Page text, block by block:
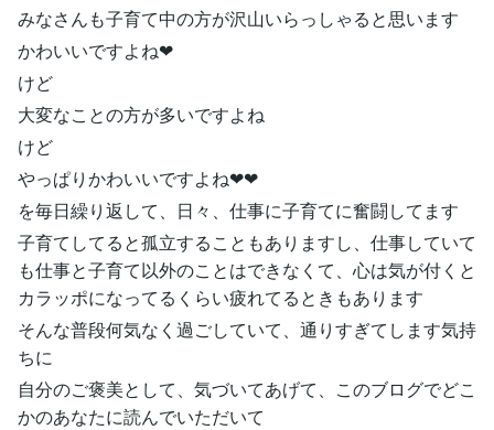
みなさんも子育て中の方が沢山いらっしゃると思います
かわいいですよね❤
けど
大変なことの方が多いですよね
けど
やっぱりかわいいですよね❤❤
を毎日繰り返して、日々、仕事に子育てに奮闘してます
子育てしてると孤立することもありますし、仕事していて
も仕事と子育て以外のことはできなくて、心は気が付くと
カラッポになってるくらい疲れてるときもあります
そんな普段何気なく過ごしていて、通りすぎてします気持
ちに
自分のご褒美として、気づいてあげて、このブログでどこ
かのあなたに読んでいただいて